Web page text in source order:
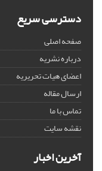
دسترسی سریع
صفحه اصلی
درباره نشریه
اعضای هیات تحریریه
ارسال مقاله
تماس با ما
نقشه سایت
آخرین اخبار